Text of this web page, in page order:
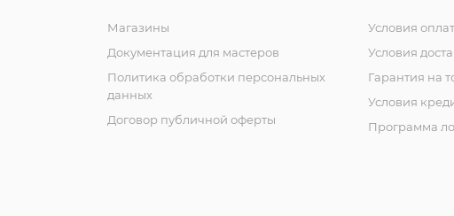
Магазины
Документация для мастеров
Политика обработки персональных
данных
Договор публичной оферты
Условия
Условия
Гарантия на
Условия
Программа